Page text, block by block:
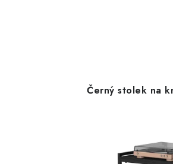
Černý stolek na